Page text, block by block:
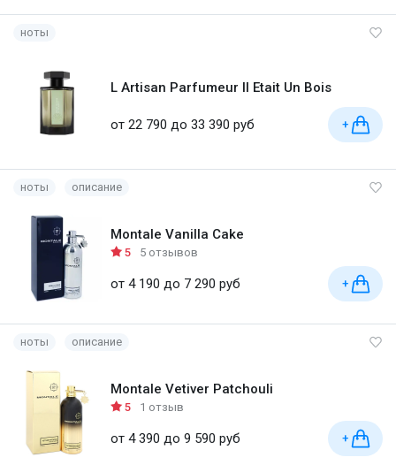
ноты
L Artisan Parfumeur Il Etait Un Bois
от 22 790 до 33 390 руб +
ноты описание
Montale Vanilla Cake
5 5 отзывов
от 4 190 до 7 290 руб +
ноты описание
Montale Vetiver Patchouli
5 1 отзыв
от 4 390 до 9 590 руб +